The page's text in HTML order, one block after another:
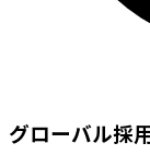
グローバル採